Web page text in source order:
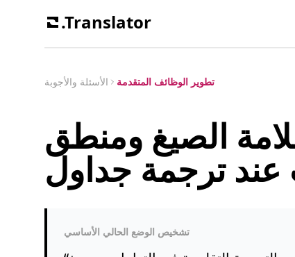
.Translator
الأسئلة والأجوبة تطوير الوظائف المتقدمة
الصيغ ومنطق
تشخيص الوضع الحالي الأساسي